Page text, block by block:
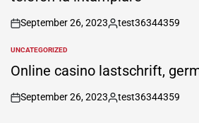
on
September 26, 2023
Posted
test36344359
POSTED
IN
UNCATEGORIZED
Online casino lastschrift,
on
September 26, 2023
Posted
test36344359